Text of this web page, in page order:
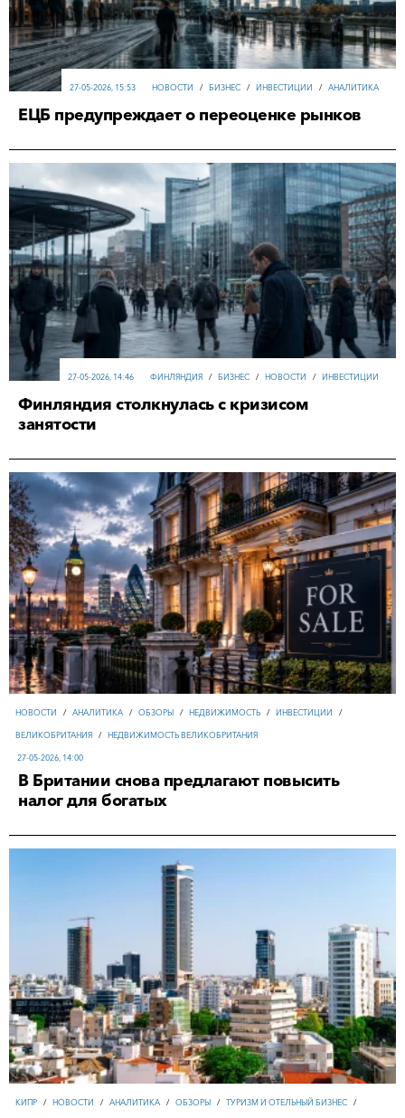
НОВОСТИ / БИЗНЕС / ИНВЕСТИЦИИ / АНАЛИТИКА
27-05-2026, 15:53
ЕЦБ предупреждает о переоценке рынков
ФИНЛЯНДИЯ / БИЗНЕС / НОВОСТИ / ИНВЕСТИЦИИ
27-05-2026, 14:46
Финляндия столкнулась с кризисом
занятости
НОВОСТИ / АНАЛИТИКА / ОБЗОРЫ / НЕДВИЖИМОСТЬ / ИНВЕСТИЦИИ /
ВЕЛИКОБРИТАНИЯ / НЕДВИЖИМОСТЬ ВЕЛИКОБРИТАНИЯ
27-05-2026, 14:00
В Британии снова предлагают повысить
налог для богатых
КИПР / НОВОСТИ / АНАЛИТИКА / ОБЗОРЫ / ТУРИЗМ И ОТЕЛЬНЫЙ БИЗНЕС /